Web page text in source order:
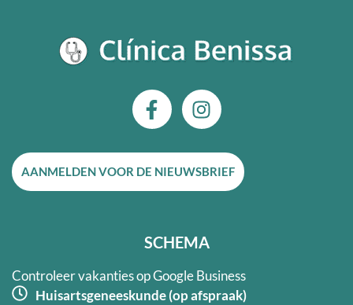
F
a
e
b
o
k
-
f
I
n
t
a
g
a
m
AANMELDEN VOOR DE NIEUWSBRIEF
SCHEMA
Controleer vakanties op Google Business
Huisartsgeneeskunde (op afspraak)